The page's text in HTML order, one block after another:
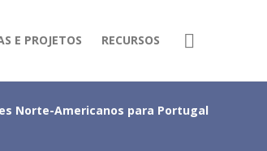
E PROJETOS RECURSOS
Norte-Americanos para Portugal